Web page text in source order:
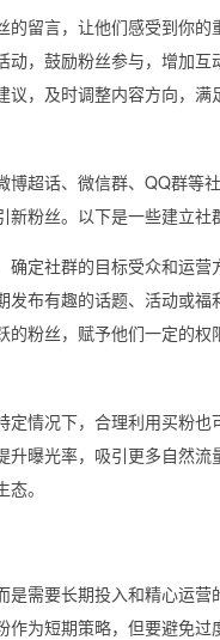
留言，让他们感受到你的
，鼓励粉丝参与，增加互
，及时调整内容方向，满
博超话、微信群、QQ群
粉丝。以下是一些建立社
确定社群的目标受众和运营
发布有趣的话题、活动或福
的粉丝，赋予他们一定的权
定情况下，合理利用买粉
升曝光率，吸引更多自然
。
是需要长期投入和精心运
作为短期策略，但要避免